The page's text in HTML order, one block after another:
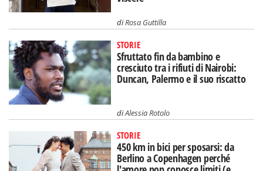
diRosa Guttilla
STORIE
Sfruttato fin da bambino e
cresciuto tra i rifiuti di Nairobi:
Duncan, Palermo e il suo riscatto
diAlessia Rotolo
STORIE
450 km in bici per sposarsi: da
Berlino a Copenhagen perché